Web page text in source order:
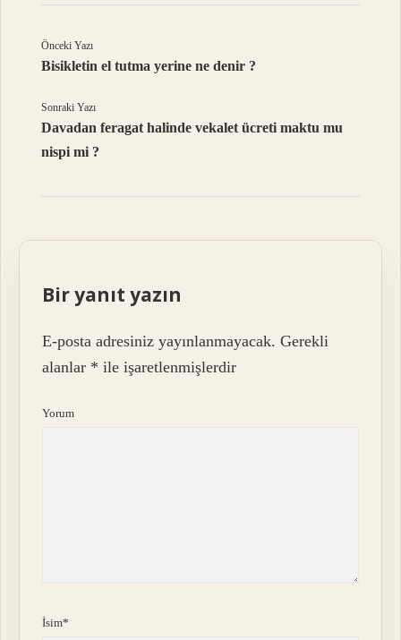
Önceki Yazı
Bisikletin el tutma yerine ne denir ?
Sonraki Yazı
Davadan feragat halinde vekalet ücreti maktu mu
nispi mi ?
Bir yanıt yazın
E-posta adresiniz yayınlanmayacak. Gerekli
alanlar * ile işaretlenmişlerdir
Yorum
İsim*